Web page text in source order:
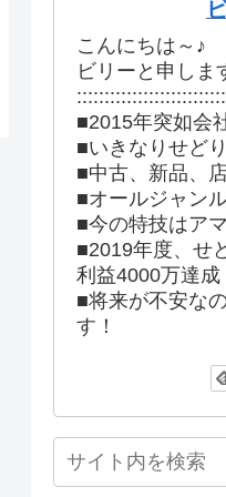
こんにちは～♪
ビリーと申しま
■2015年突如会
■いきなりせど
■中古、新品、
■オールジャン
■今の特技はア
■2019年度、せ
利益4000万達成
■将来が不安な
す！